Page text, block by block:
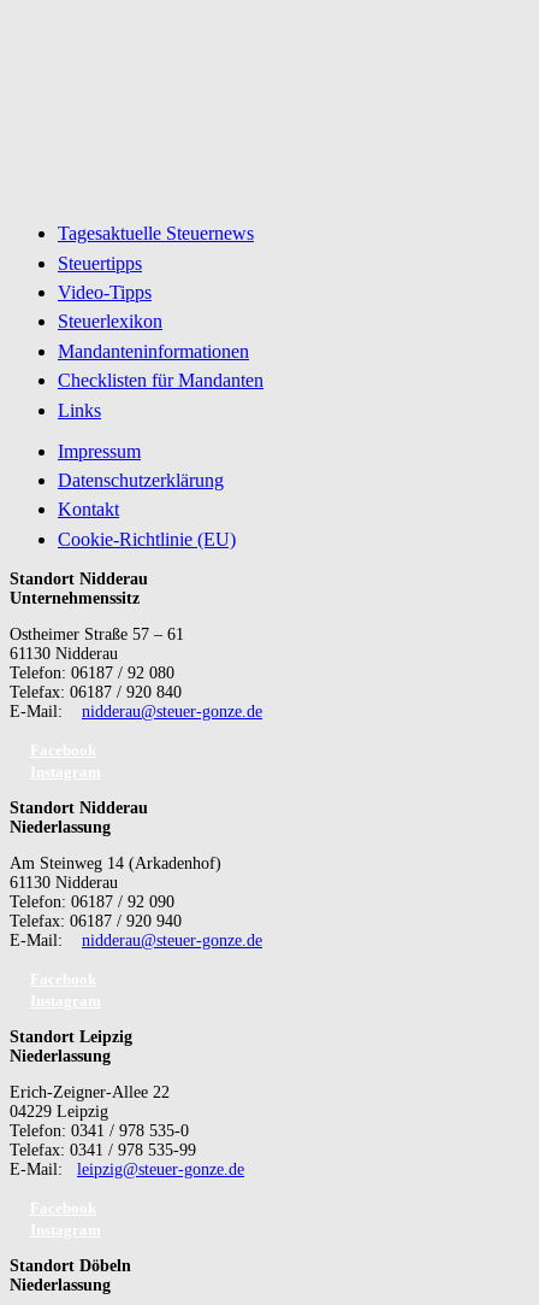
Tagesaktuelle Steuernews
Steuertipps
Video-Tipps
Steuerlexikon
Mandanteninformationen
Checklisten für Mandanten
Links
Impressum
Datenschutzerklärung
Kontakt
Cookie-Richtlinie (EU)
Standort Nidderau
Unternehmenssitz
Ostheimer Straße 57 – 61
61130 Nidderau
Telefon: 06187 / 92 080
Telefax: 06187 / 920 840
E-Mail: nidderau@steuer-gonze.de
Standort Nidderau
Niederlassung
Am Steinweg 14 (Arkadenhof)
61130 Nidderau
Telefon: 06187 / 92 090
Telefax: 06187 / 920 940
E-Mail: nidderau@steuer-gonze.de
Standort Leipzig
Niederlassung
Erich-Zeigner-Allee 22
04229 Leipzig
Telefon: 0341 / 978 535-0
Telefax: 0341 / 978 535-99
E-Mail: leipzig@steuer-gonze.de
Standort Döbeln
Niederlassung